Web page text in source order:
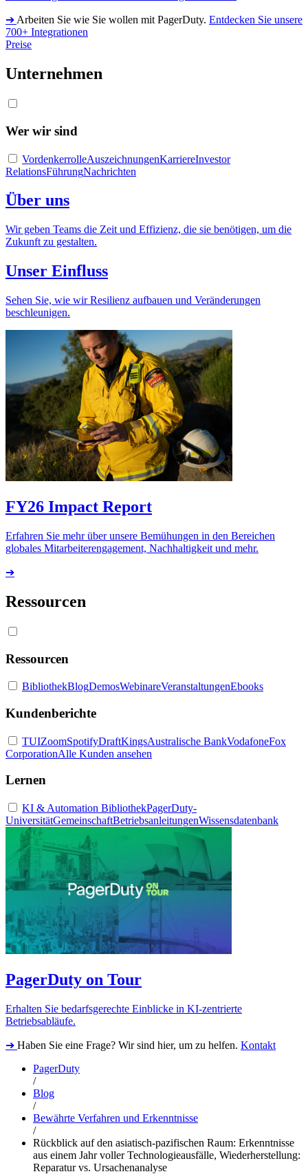
➔ Arbeiten Sie wie Sie wollen mit PagerDuty. Entdecken Sie unsere
700+ Integrationen
Preise
Unternehmen
Wer wir sind
VordenkerrolleAuszeichnungenKarriereInvestor
RelationsFührungNachrichten
Über uns
Wir geben Teams die Zeit und Effizienz, die sie benötigen, um die
Zukunft zu gestalten.
Unser Einfluss
Sehen Sie, wie wir Resilienz aufbauen und Veränderungen
beschleunigen.
FY26 Impact Report
Erfahren Sie mehr über unsere Bemühungen in den Bereichen
globales Mitarbeiterengagement, Nachhaltigkeit und mehr.
➔
Ressourcen
Ressourcen
BibliothekBlogDemosWebinareVeranstaltungenEbooks
Kundenberichte
TUIZoomSpotifyDraftKingsAustralische BankVodafoneFox
CorporationAlle Kunden ansehen
Lernen
KI & Automation BibliothekPagerDuty-
UniversitätGemeinschaftBetriebsanleitungenWissensdatenbank
PagerDuty on Tour
Erhalten Sie bedarfsgerechte Einblicke in KI-zentrierte
Betriebsabläufe.
➔ Haben Sie eine Frage? Wir sind hier, um zu helfen. Kontakt
PagerDuty
/
Blog
/
Bewährte Verfahren und Erkenntnisse
/
Rückblick auf den asiatisch-pazifischen Raum: Erkenntnisse
aus einem Jahr voller Technologieausfälle, Wiederherstellung:
Reparatur vs. Ursachenanalyse